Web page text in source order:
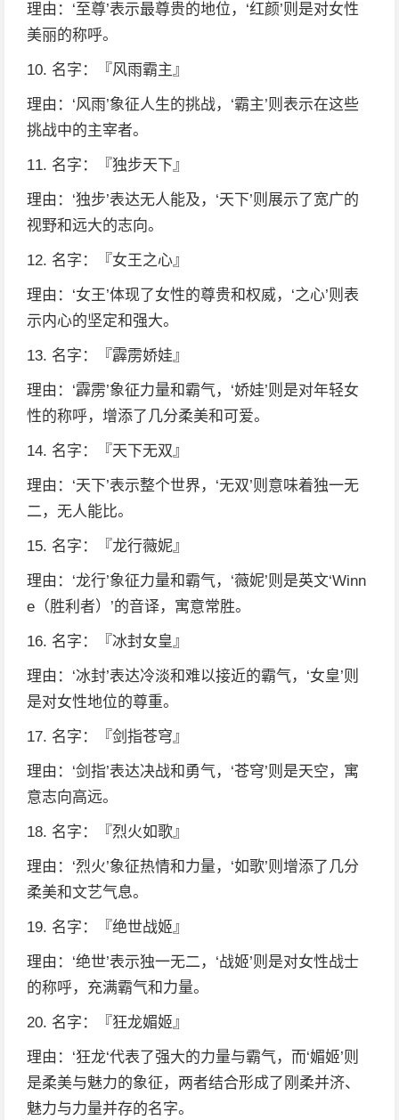
理由：‘至尊’表示最尊贵的地位，‘红颜’则是对女性
美丽的称呼。
10. 名字：『风雨霸主』
理由：‘风雨’象征人生的挑战，‘霸主’则表示在这些
挑战中的主宰者。
11. 名字：『独步天下』
理由：‘独步’表达无人能及，‘天下’则展示了宽广的
视野和远大的志向。
12. 名字：『女王之心』
理由：‘女王’体现了女性的尊贵和权威，‘之心’则表
示内心的坚定和强大。
13. 名字：『霹雳娇娃』
理由：‘霹雳’象征力量和霸气，‘娇娃’则是对年轻女
性的称呼，增添了几分柔美和可爱。
14. 名字：『天下无双』
理由：‘天下’表示整个世界，‘无双’则意味着独一无
二，无人能比。
15. 名字：『龙行薇妮』
理由：‘龙行’象征力量和霸气，‘薇妮’则是英文‘Winn
e（胜利者）’的音译，寓意常胜。
16. 名字：『冰封女皇』
理由：‘冰封’表达冷淡和难以接近的霸气，‘女皇’则
是对女性地位的尊重。
17. 名字：『剑指苍穹』
理由：‘剑指’表达决战和勇气，‘苍穹’则是天空，寓
意志向高远。
18. 名字：『烈火如歌』
理由：‘烈火’象征热情和力量，‘如歌’则增添了几分
柔美和文艺气息。
19. 名字：『绝世战姬』
理由：‘绝世’表示独一无二，‘战姬’则是对女性战士
的称呼，充满霸气和力量。
20. 名字：『狂龙媚姬』
理由：‘狂龙‘代表了强大的力量与霸气，而‘媚姬’则
是柔美与魅力的象征，两者结合形成了刚柔并济、
魅力与力量并存的名字。